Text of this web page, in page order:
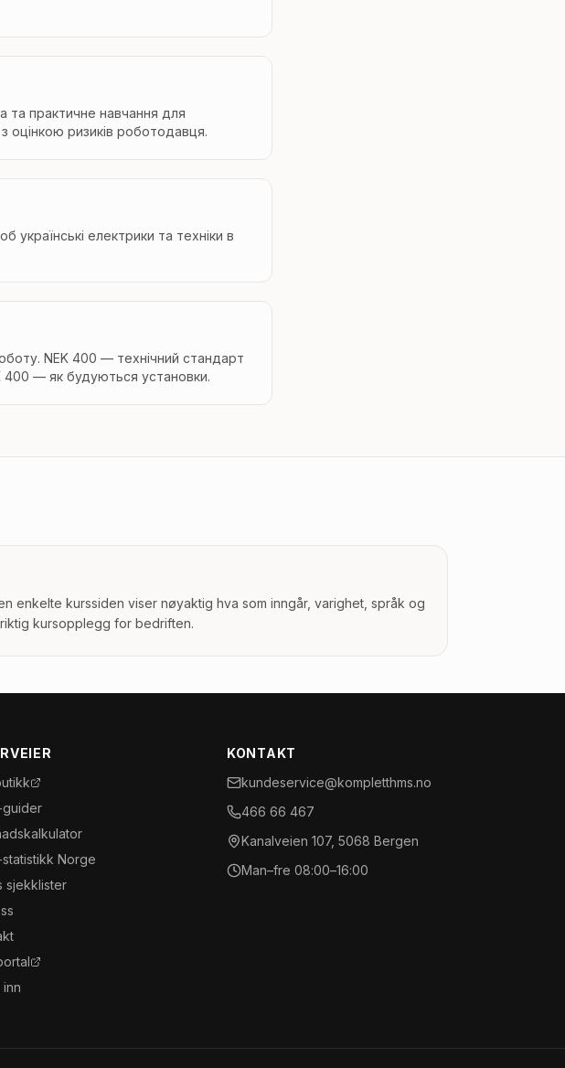
та практичне навчання для
оцінкою ризиків роботодавця.
українські електрики та техніки в
NEK 400 — технічний стандарт
400 — як будуються установки.
enkelte kurssiden viser nøyaktig hva som inngår, varighet, språk og
kursopplegg for bedriften.
guider
statistikk Norge
sjekklister
KONTAKT
kundeservice@kompletthms.no
466 66 467
Kanalveien 107, 5068 Bergen
Man–fre 08:00–16:00